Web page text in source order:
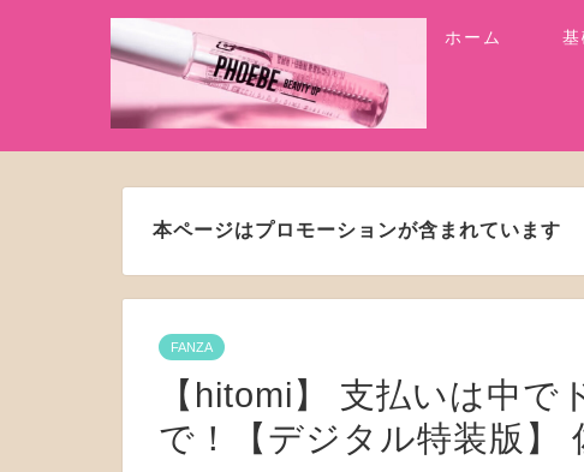
ホーム
本ページはプロモーションが含まれています
FANZA
【hitomi】 支払いは中
で！【デジタル特装版】